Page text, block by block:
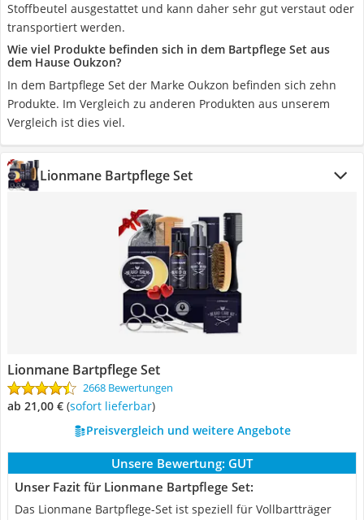
Stoffbeutel ausgestattet und kann daher sehr gut verstaut oder
transportiert werden.
Wie viel Produkte befinden sich in dem Bartpflege Set aus
dem Hause Oukzon?
In dem Bartpflege Set der Marke Oukzon befinden sich zehn
Produkte. Im Vergleich zu anderen Produkten aus unserem
Vergleich ist dies viel.
Lionmane Bartpflege Set
Lionmane Bartpflege Set
2668 Bewertungen
ab 21,00 € ( Sofort lieferbar)
Preisvergleich und weitere Angebote
Unsere Bewertung: GUT
Unser Fazit für Lionmane Bartpflege Set:
Das Lionmane Bartpflege-Set ist speziell für Vollbartträger